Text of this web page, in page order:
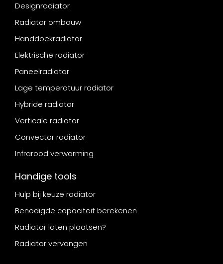
Designradiator
Radiator ombouw
Handdoekradiator
Elektrische radiator
Paneelradiator
Lage temperatuur radiator
Hybride radiator
Verticale radiator
Convector radiator
Infrarood verwarming
Handige tools
Hulp bij keuze radiator
Benodigde capaciteit berekenen
Radiator laten plaatsen?
Radiator vervangen